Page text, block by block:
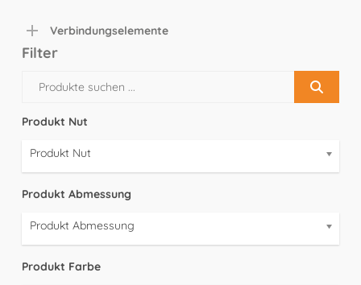
Verbindungselemente
Filter
Produkt Nut
Produkt Nut
Produkt Abmessung
Produkt Abmessung
Produkt Farbe